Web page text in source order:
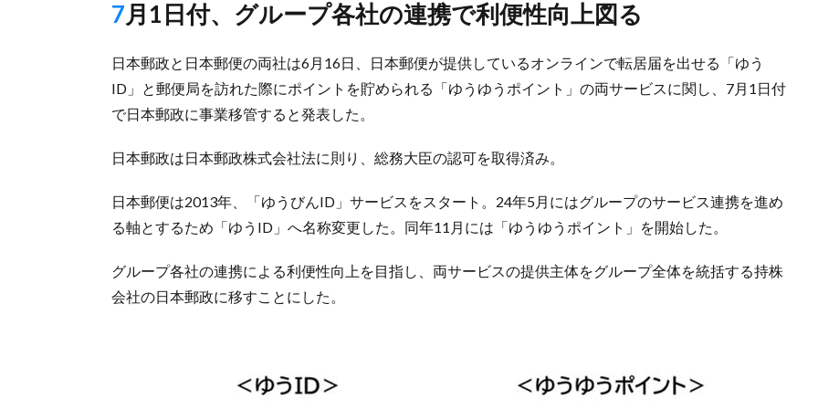
7月1日付、グループ各社の連携で利便性向上図る
日本郵政と日本郵便の両社は6月16日、日本郵便が提供しているオンラインで転居届を出せる「ゆう
ID」と郵便局を訪れた際にポイントを貯められる「ゆうゆうポイント」の両サービスに関し、7月1日付
で日本郵政に事業移管すると発表した。
日本郵政は日本郵政株式会社法に則り、総務大臣の認可を取得済み。
日本郵便は2013年、「ゆうびんID」サービスをスタート。24年5月にはグループのサービス連携を進め
る軸とするため「ゆうID」へ名称変更した。同年11月には「ゆうゆうポイント」を開始した。
グループ各社の連携による利便性向上を目指し、両サービスの提供主体をグループ全体を統括する持株
会社の日本郵政に移すことにした。